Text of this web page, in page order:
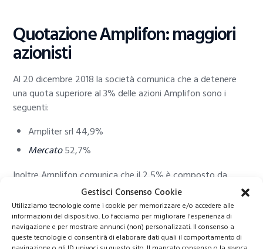
Gestisci Consenso Cookie
Utilizziamo tecnologie come i cookie per memorizzare e/o accedere alle
informazioni del dispositivo. Lo facciamo per migliorare l'esperienza di
navigazione e per mostrare annunci (non) personalizzati. Il consenso a
queste tecnologie ci consentirà di elaborare dati quali il comportamento di
Quotazione Amplifon: maggiori
azionisti
Al 20 dicembre 2018 la società comunica che a detenere
una quota superiore al 3% delle azioni Amplifon sono i
seguenti:
Ampliter srl 44,9%
Mercato52,7%
Inoltre Amplifon comunica che il 2,5% è composto da
Come comprare azioni Amplifon